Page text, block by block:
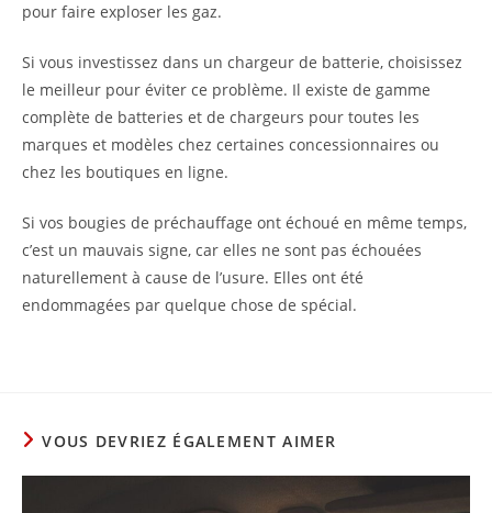
pour faire exploser les gaz.
Si vous investissez dans un chargeur de batterie, choisissez
le meilleur pour éviter ce problème. Il existe de gamme
complète de batteries et de chargeurs pour toutes les
marques et modèles chez certaines concessionnaires ou
chez les boutiques en ligne.
Si vos bougies de préchauffage ont échoué en même temps,
c’est un mauvais signe, car elles ne sont pas échouées
naturellement à cause de l’usure. Elles ont été
endommagées par quelque chose de spécial.
VOUS DEVRIEZ ÉGALEMENT AIMER